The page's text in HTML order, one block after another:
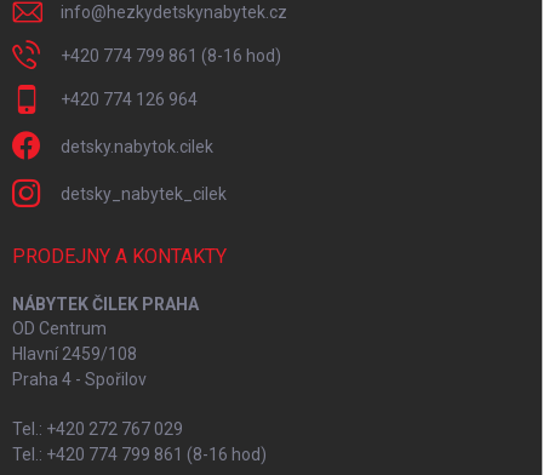
info@hezkydetskynabytek.cz
+420 774 799 861 (8-16 hod)
+420 774 126 964
detsky.nabytok.cilek
detsky_nabytek_cilek
PRODEJNY A KONTAKTY
NÁBYTEK ČILEK PRAHA
OD Centrum
Hlavní 2459/108
Praha 4 - Spořilov
Tel.: +420 272 767 029
Tel.: +420 774 799 861 (8-16 hod)